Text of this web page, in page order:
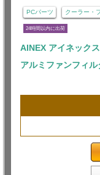
PCパーツ クーラー・
24時間以内に出荷
AINEX アイネックス
アルミファンフィ